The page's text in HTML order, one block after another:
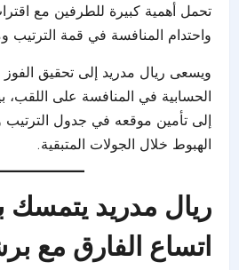
تحمل أهمية كبيرة للطرفين مع
واحتدام المنافسة في قمة الترتيب
ويسعى ريال مدريد إلى تحقيق
الحسابية في المنافسة على اللقب،
إلى تأمين موقعه في جدول الترتيب
الهبوط خلال الجولات المتبقية.
ريال مدريد يتمسك
اتساع الفارق مع